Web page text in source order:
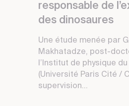
responsable de
des dinosaures
Une étude menée par
Makhatadze, post-
l’Institut de physique
(Université Paris Cité /
supervision...